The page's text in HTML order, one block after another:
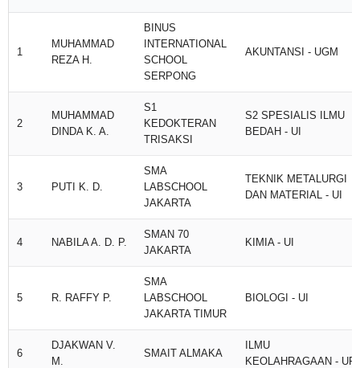
1
MUHAMMAD
REZA H.
BINUS
INTERNATIONAL
SCHOOL
SERPONG
AKUNTANSI - UGM
2
MUHAMMAD
DINDA K. A.
S1
KEDOKTERAN
TRISAKSI
S2 SPESIALIS ILMU
BEDAH - UI
3 PUTI K. D.
SMA
LABSCHOOL
JAKARTA
TEKNIK METALURGI
DAN MATERIAL - UI
4 NABILA A. D. P.
SMAN 70
JAKARTA
KIMIA - UI
5 R. RAFFY P.
SMA
LABSCHOOL
JAKARTA TIMUR
BIOLOGI - UI
6
DJAKWAN V.
M.
SMAIT ALMAKA
ILMU
KEOLAHRAGAAN - UPI